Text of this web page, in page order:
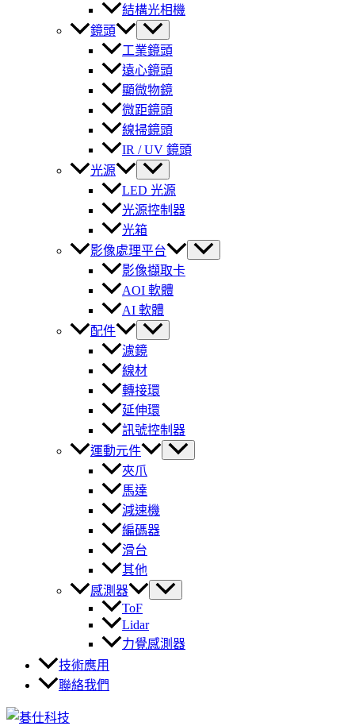
結構光相機
鏡頭
工業鏡頭
遠心鏡頭
顯微物鏡
微距鏡頭
線掃鏡頭
IR / UV 鏡頭
光源
LED 光源
光源控制器
光箱
影像處理平台
影像擷取卡
AOI 軟體
AI 軟體
配件
濾鏡
線材
轉接環
延伸環
訊號控制器
運動元件
夾爪
馬達
減速機
編碼器
滑台
其他
感測器
ToF
Lidar
力覺感測器
技術應用
聯絡我們